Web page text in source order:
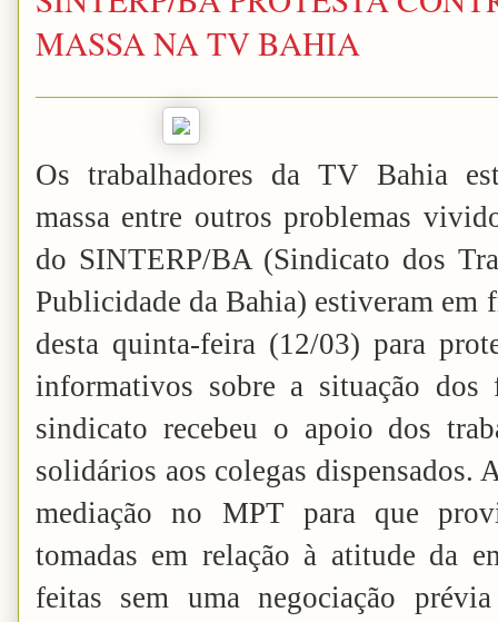
MASSA NA TV BAHIA
Os trabalhadores da TV Bahia
massa entre outros problemas
do SINTERP/BA (Sindicato dos
Publicidade da Bahia) estiveram em
desta quinta-feira (12/03) para
informativos sobre a situação dos
sindicato recebeu o apoio dos
solidários aos colegas dispensados.
mediação no MPT para que
tomadas em relação à atitude da
feitas sem uma negociação